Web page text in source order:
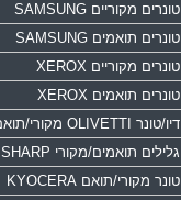
טונרים מקוריים SAMSUNG
טונרים תואמים SAMSUNG
טונרים מקוריים XEROX
טונרים תואמים XEROX
דיו/טונר OLIVETTI מקורי/תואם
גלילים תואמים/מקורי SHARP
טונר מקורי/תואם KYOCERA